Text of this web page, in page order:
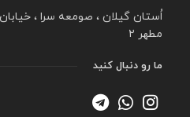
اُستان گیلان ، صومعه سرا ،
مطهر ۲
ما رو دنبال کنید